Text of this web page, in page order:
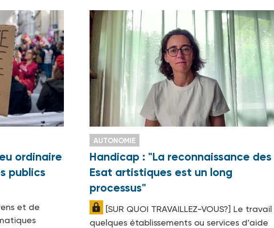
ordinaire
publics
et de
AUTONOMIE
Handicap : "La reconnaissance des
Esat artistiques est un long
processus"
[SUR QUOI TRAVAILLEZ-VOUS?] Le
quelques établissements ou services d’aide